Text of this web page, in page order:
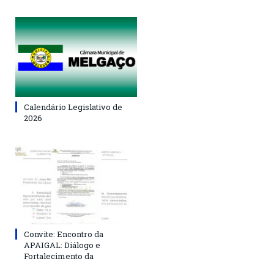
Calendário Legislativo de
2026
Convite: Encontro da
APAIGAL: Diálogo e
Fortalecimento da